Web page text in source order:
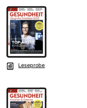
Leseprobe